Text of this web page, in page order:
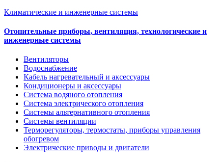
Климатические и инженерные системы
Отопительные приборы, вентиляция, технологические и
инженерные системы
Вентиляторы
Водоснабжение
Кабель нагревательный и аксессуары
Кондиционеры и аксессуары
Система водяного отопления
Система электрического отопления
Системы альтернативного отопления
Системы вентиляции
Терморегуляторы, термостаты, приборы управления
обогревом
Электрические приводы и двигатели